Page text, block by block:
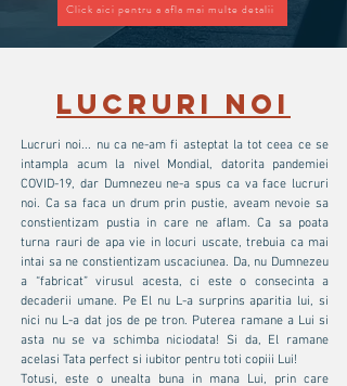
Click aici pentru a afla mai multe detalii
LUCRURI NOI
Lucruri noi... nu ca ne-am fi asteptat la tot ceea ce se
intampla acum la nivel Mondial, datorita pandemiei
COVID-19, dar Dumnezeu ne-a spus ca va face lucruri
noi. Ca sa faca un drum prin pustie, aveam nevoie sa
constientizam pustia in care ne aflam. Ca sa poata
turna rauri de apa vie in locuri uscate, trebuia ca mai
intai sa ne constientizam uscaciunea. Da, nu Dumnezeu
a “fabricat” virusul acesta, ci este o consecinta a
decaderii umane. Pe El nu L-a surprins aparitia lui, si
nici nu L-a dat jos de pe tron. Puterea ramane a Lui si
asta nu se va schimba niciodata! Si da, El ramane
acelasi Tata perfect si iubitor pentru toti copiii Lui!
Totusi, este o unealta buna in mana Lui, prin care